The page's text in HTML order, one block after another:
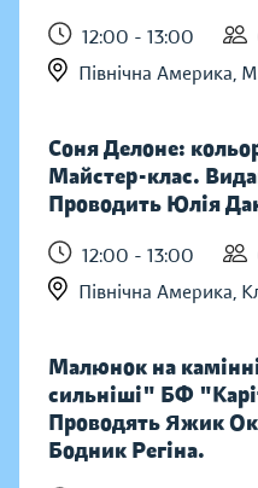
12:00 - 13:00
Північна Америка,
Соня Делоне:
Майстер-клас.
Проводить Юлія
12:00 - 13:00
Північна Америка,
Малюнок на
сильніші" БФ
Проводять Яжик
Бодник Регіна.